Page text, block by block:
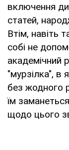
включення
статей,
Втім, навіть
собі не
академічний
"мурзілка", в
без жодного
їм
щодо цього